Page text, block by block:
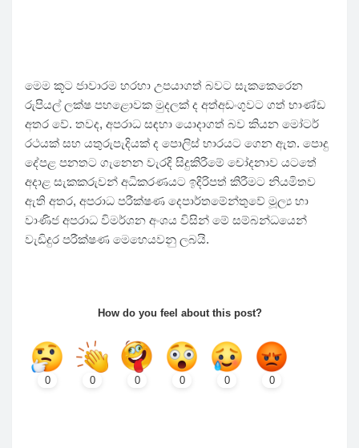
මෙම කූට ජාවාරම හරහා උපයාගත් බවට සැකකෙරෙන
රුපියල් ලක්ෂ පහළොවක මුදලක් ද අත්අඩංගුවට ගත් භාණ්ඩ
අතර වේ. තවද, අපරාධ සඳහා යොදාගත් බව කියන මෝටර්
රථයක් සහ යතුරුපැදියක් ද පොලිස් භාරයට ගෙන ඇත. පොදු
දේපළ පනතට ගැනෙන වැරදි සිදුකිරීමේ චෝදනාව යටතේ
අදාළ සැකකරුවන් අධිකරණයට ඉදිරිපත් කිරීමට නියමිතව
ඇති අතර, අපරාධ පරීක්ෂණ දෙපාර්තමේන්තුවේ මූල්‍ය හා
වාණිජ අපරාධ විමර්ශන අංශය විසින් මේ සම්බන්ධයෙන්
වැඩිදුර පරීක්ෂණ මෙහෙයවනු ලබයි.
How do you feel about this post?
0 0 0 0 0 0